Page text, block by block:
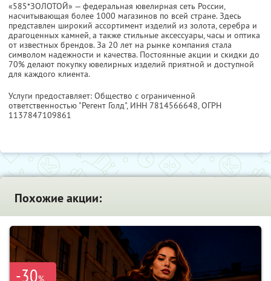
«585*ЗОЛОТОЙ» — федеральная ювелирная сеть России,
насчитывающая более 1000 магазинов по всей стране. Здесь
представлен широкий ассортимент изделий из золота, серебра и
драгоценных камней, а также стильные аксессуары, часы и оптика
от известных брендов. За 20 лет на рынке компания стала
символом надежности и качества. Постоянные акции и скидки до
70% делают покупку ювелирных изделий приятной и доступной
для каждого клиента.
Услуги предоставляет: Общество с ограниченной
ответственностью "Регент Голд", ИНН 7814566648, ОГРН
1137847109861
Похожие акции:
-30